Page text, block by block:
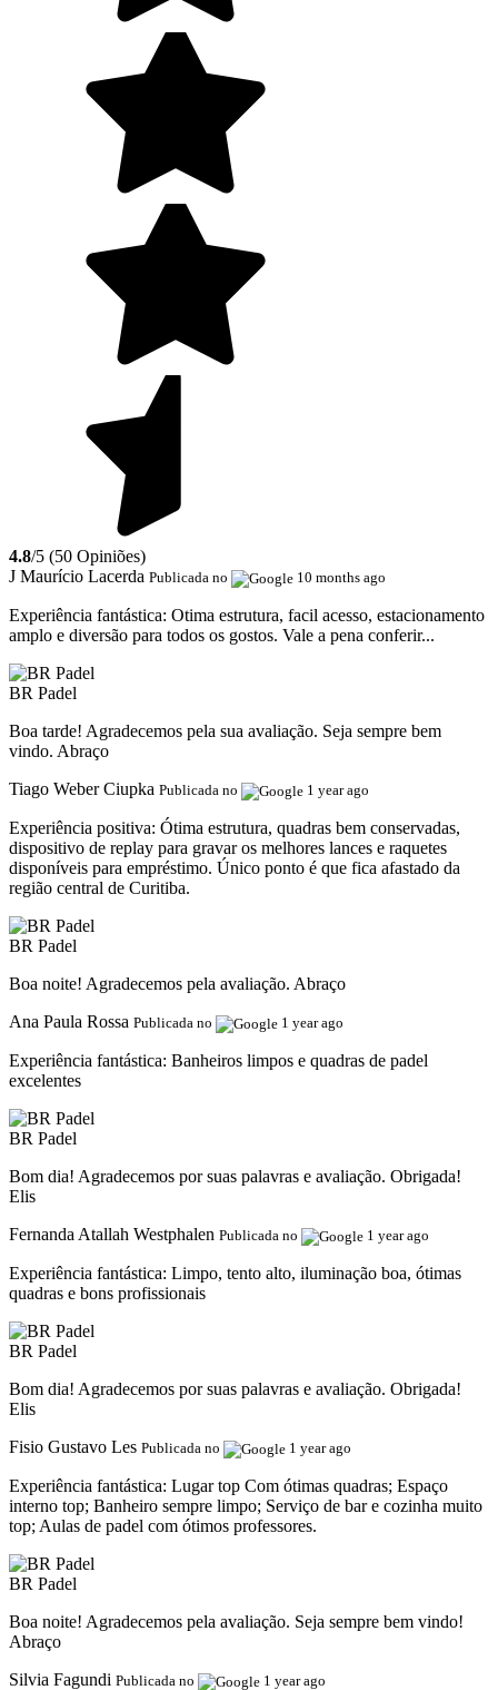
4.8/5 (50 Opiniões)
J Maurício Lacerda Publicada no 10 months ago
Experiência fantástica: Otima estrutura, facil acesso, estacionamento
amplo e diversão para todos os gostos. Vale a pena conferir...
BR Padel
Boa tarde! Agradecemos pela sua avaliação. Seja sempre bem
vindo. Abraço
Tiago Weber Ciupka Publicada no 1 year ago
Experiência positiva: Ótima estrutura, quadras bem conservadas,
dispositivo de replay para gravar os melhores lances e raquetes
disponíveis para empréstimo. Único ponto é que fica afastado da
região central de Curitiba.
BR Padel
Boa noite! Agradecemos pela avaliação. Abraço
Ana Paula Rossa Publicada no 1 year ago
Experiência fantástica: Banheiros limpos e quadras de padel
excelentes
BR Padel
Bom dia! Agradecemos por suas palavras e avaliação. Obrigada!
Elis
Fernanda Atallah Westphalen Publicada no 1 year ago
Experiência fantástica: Limpo, tento alto, iluminação boa, ótimas
quadras e bons profissionais
BR Padel
Bom dia! Agradecemos por suas palavras e avaliação. Obrigada!
Elis
Fisio Gustavo Les Publicada no 1 year ago
Experiência fantástica: Lugar top Com ótimas quadras; Espaço
interno top; Banheiro sempre limpo; Serviço de bar e cozinha muito
top; Aulas de padel com ótimos professores.
BR Padel
Boa noite! Agradecemos pela avaliação. Seja sempre bem vindo!
Abraço
Silvia Fagundi Publicada no 1 year ago